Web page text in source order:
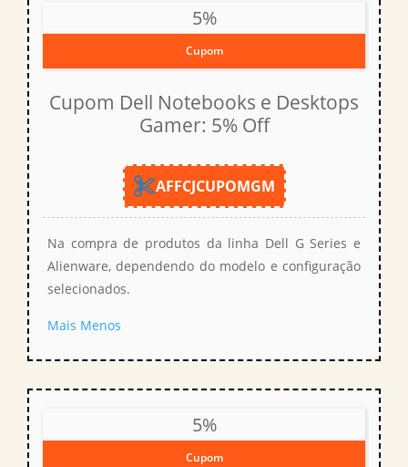
5%
Cupom
Cupom Dell Notebooks e Desktops
Gamer: 5% Off
AFFCJCUPOMGM
Na compra de produtos da linha Dell G Series e
Alienware, dependendo do modelo e configuração
selecionados.
Mais Menos
5%
Cupom